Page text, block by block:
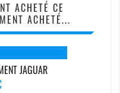
ACHETÉ CE
ACHETÉ...
JAGUAR